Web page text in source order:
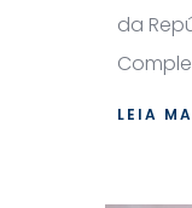
da
LEIA